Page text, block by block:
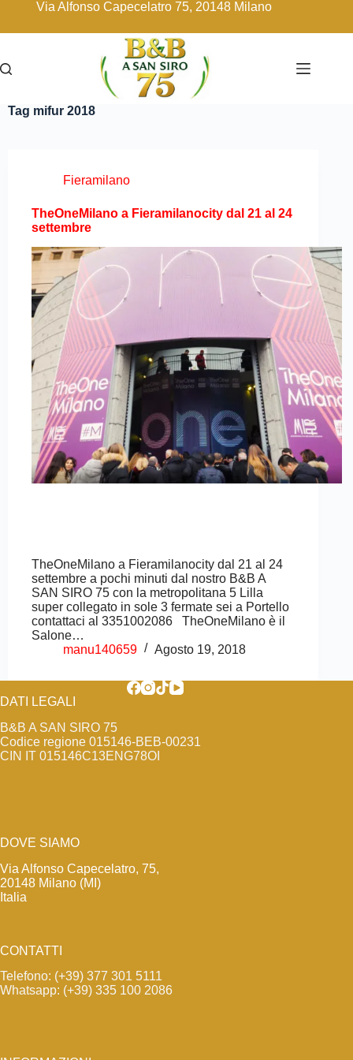
Via Alfonso Capecelatro 75, 20148 Milano
Tag mifur 2018
Fieramilano
TheOneMilano a Fieramilanocity dal 21 al 24
settembre
TheOneMilano a Fieramilanocity dal 21 al 24
settembre a pochi minuti dal nostro B&B A
SAN SIRO 75 con la metropolitana 5 Lilla
super collegato in sole 3 fermate sei a Portello
contattaci al 3351002086 TheOneMilano è il
Salone…
manu140659
Agosto 19, 2018
DATI LEGALI
B&B A SAN SIRO 75
Codice regione 015146-BEB-00231
CIN IT 015146C13ENG78OI
DOVE SIAMO
Via Alfonso Capecelatro, 75,
20148 Milano (MI)
Italia
CONTATTI
Telefono: (+39) 377 301 5111
Whatsapp: (+39) 335 100 2086